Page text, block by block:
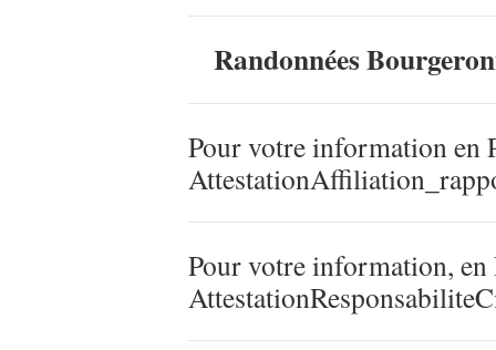
Randonnées
Pour votre information en
Pour votre information, en